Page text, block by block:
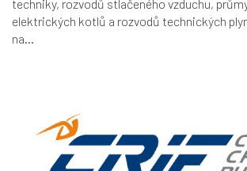
techniky, rozvodů stlačeného vzduchu,
elektrických kotlů a rozvodů technických
na...